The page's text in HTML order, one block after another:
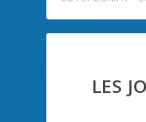
LES